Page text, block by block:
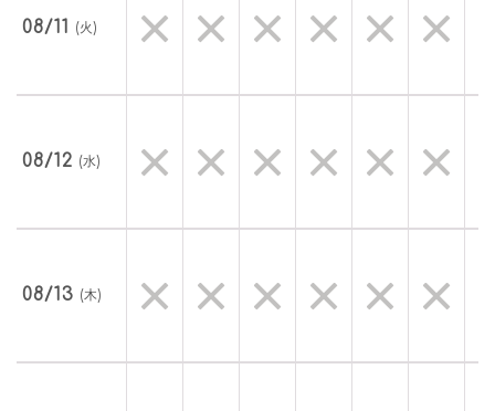
08/11 (火)
08/12 (水)
08/13 (木)